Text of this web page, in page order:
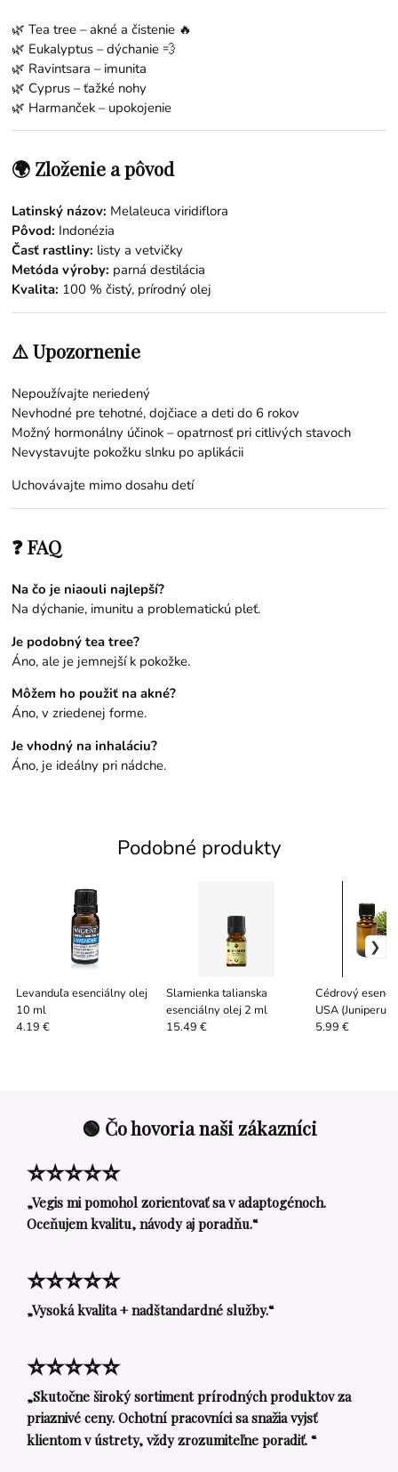
🌿Tea tree – akné a čistenie 🔥
🌿 Eukalyptus – dýchanie 💨
🌿 Ravintsara – imunita
🌿 Cyprus – ťažké nohy
🌿 Harmanček – upokojenie
🌍 Zloženie a pôvod
Latinský názov: Melaleuca viridiflora
Pôvod: Indonézia
Časť rastliny: listy a vetvičky
Metóda výroby: parná destilácia
Kvalita: 100 % čistý, prírodný olej
⚠️ Upozornenie
Nepoužívajte neriedený
Nevhodné pre tehotné, dojčiace a deti do 6 rokov
Možný hormonálny účinok – opatrnosť pri citlivých stavoch
Nevystavujte pokožku slnku po aplikácii
Uchovávajte mimo dosahu detí
❓ FAQ
Na čo je niaouli najlepší?
Na dýchanie, imunitu a problematickú pleť.
Je podobný tea tree?
Áno, ale je jemnejší k pokožke.
Môžem ho použiť na akné?
Áno, v zriedenej forme.
Je vhodný na inhaláciu?
Áno, je ideálny pri nádche.
Podobné produkty
Levanduľa esenciálny olej
10 ml
4.19 €
Slamienka talianska
esenciálny olej 2 ml
15.49 €
Cédrový
USA (Juniperus
10 / 50 / 100
5.99 €
🟢 Čo hovoria naši zákazníci
⭐⭐⭐⭐⭐
„Vegis mi pomohol zorientovať sa v adaptogénoch.
Oceňujem kvalitu, návody aj poradňu.“
⭐⭐⭐⭐⭐
„Vysoká kvalita + nadštandardné služby.“
⭐⭐⭐⭐⭐
„Skutočne široký sortiment prírodných produktov za
priaznivé ceny. Ochotní pracovníci sa snažia vyjsť
klientom v ústrety, vždy zrozumiteľne poradiť. “